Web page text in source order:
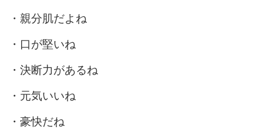
・親分肌だよね
・口が堅いね
・決断力があるね
・元気いいね
・豪快だね